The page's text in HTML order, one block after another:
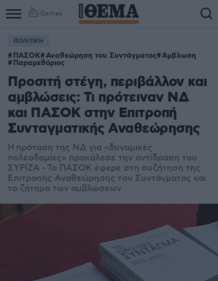
Games
ΠΟΛΙΤΙΚΗ
ΠΑΣΟΚ Αναθεώρηση του Συντάγματος Άμβλωση
Παραμεθόριος
Προσιτή στέγη, περιβάλλον και
αμβλώσεις: Τι πρότειναν ΝΔ
και ΠΑΣΟΚ στην Επιτροπή
Συνταγματικής Αναθεώρησης
H πρόταση της ΝΔ για «δυναμικές
πολεοδομίες» προκάλεσε την αντίδραση του
ΣΥΡΙΖΑ - Το ΠΑΣΟΚ έφερε στη συζήτηση της
Επιτροπής Αναθεώρησης του Συντάγματος και
το ζήτημα των αμβλώσεων